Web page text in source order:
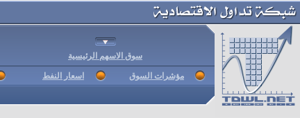
سوق الاسهم الرئيسية
مؤشرات السوق اسعار النفط